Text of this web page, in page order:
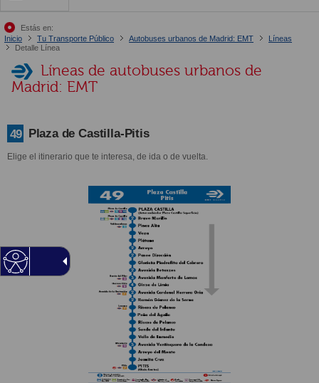
Estás en:
Inicio
Tu Transporte Público Autobuses urbanos de Madrid: EMT
Líneas
Detalle Línea
Líneas de autobuses urbanos de
Madrid: EMT
49 Plaza de Castilla-Pitis
Elige el itinerario que te interesa, de ida o de vuelta.